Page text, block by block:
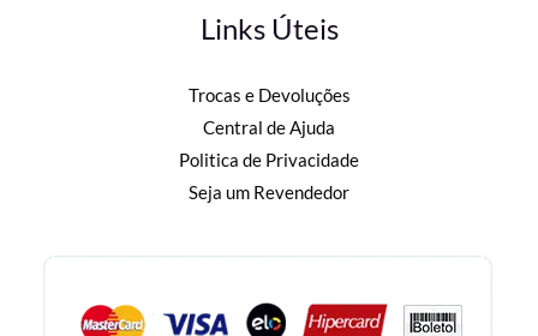
Links Úteis
Trocas e Devoluções
Central de Ajuda
Politica de Privacidade
Seja um Revendedor